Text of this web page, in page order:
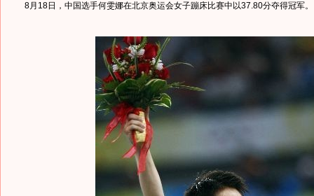
8月18日，中国选手何雯娜在北京奥运会女子蹦床比赛中以37.80分夺得冠军